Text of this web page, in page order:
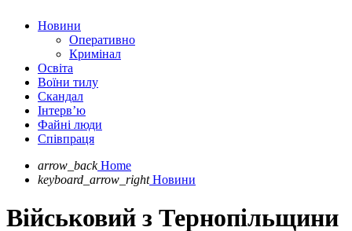
Новини
Оперативно
Кримінал
Освіта
Воїни тилу
Скандал
Інтерв’ю
Файні люди
Співпраця
arrow_back Home
keyboard_arrow_right Новини
Військовий з Тернопільщини